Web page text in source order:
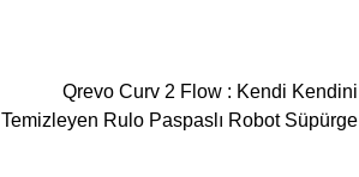
Qrevo Curv 2 Flow : Kendi Kendini
Temizleyen Rulo Paspaslı Robot Süpürge